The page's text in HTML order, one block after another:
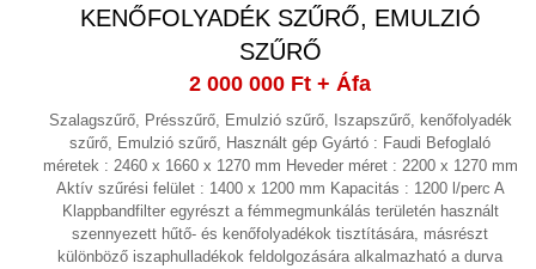
GYORSKAPU
HIDRAULIKA (33)
HIDROCIKLON
HOMOGENIZÁTOR
HŰTÉS, FOLYADÉKHŰTŐK
(26)
KENŐFOLYADÉK SZŰRŐ, EMULZIÓ
SZŰRŐ
2 000 000 Ft + Áfa
Szalagszűrő, Présszűrő, Emulzió szűrő, Iszapszűrő, kenőfolyadék
szűrő, Emulzió szűrő, Használt gép Gyártó : Faudi Befoglaló
méretek : 2460 x 1660 x 1270 mm Heveder méret : 2200 x 1270 mm
Aktív szűrési felület : 1400 x 1200 mm Kapacitás : 1200 l/perc A
Klappbandfilter egyrészt a fémmegmunkálás területén használt
szennyezett hűtő- és kenőfolyadékok tisztítására, másrészt
különböző iszaphulladékok feldolgozására alkalmazható a durva